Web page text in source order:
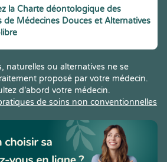
la Charte déontologique des
de Médecines Douces et Alternatives
naturelles ou alternatives ne se
proposé par votre médecin.
d’abord votre médecin.
de soins non conventionnelles